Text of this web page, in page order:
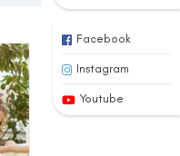
Facebook
Instagram
Youtube